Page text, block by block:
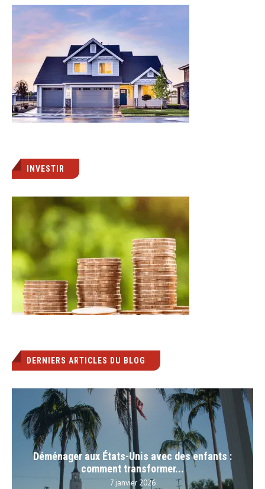
INVESTIR
DERNIERS ARTICLES DU BLOG
Déménager aux États-Unis avec des enfants :
comment transformer...
7 janvier 2026